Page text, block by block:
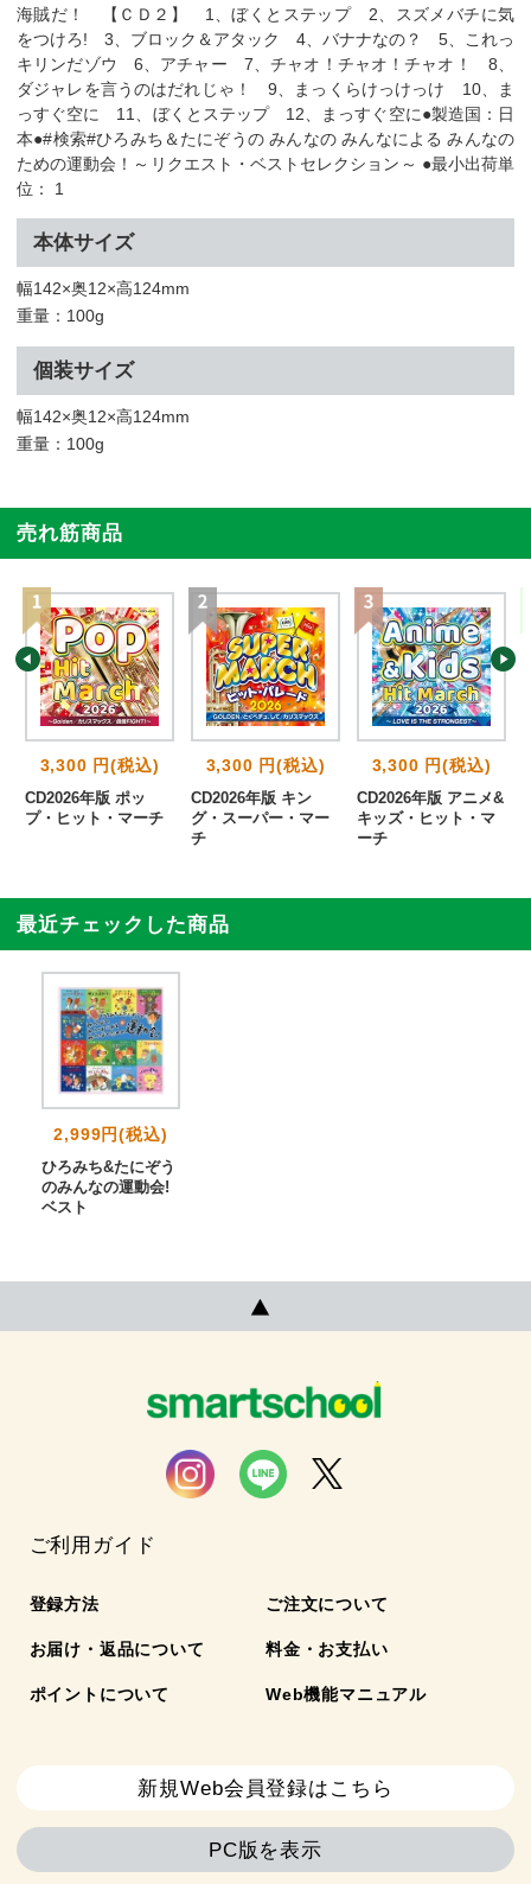
海賊だ！ 【ＣＤ２】 1、ぼくとステップ 2、スズメバチに気
をつけろ! 3、ブロック＆アタック 4、バナナなの？ 5、これっ
キリンだゾウ 6、アチャー 7、チャオ！チャオ！チャオ！ 8、
ダジャレを言うのはだれじゃ！ 9、まっくらけっけっけ 10、ま
っすぐ空に 11、ぼくとステップ 12、まっすぐ空に●製造国：日
本●#検索#ひろみち＆たにぞうの みんなの みんなによる みんなの
ための運動会！～リクエスト・ベストセレクション～ ●最小出荷単
位： 1
本体サイズ
幅142×奥12×高124mm
重量：100g
個装サイズ
幅142×奥12×高124mm
重量：100g
売れ筋商品
3,300 円(税込)
CD2026年版 ポッ
プ・ヒット・マーチ
3,300 円(税込)
CD2026年版 キン
グ・スーパー・マー
チ
3,300 円(税込)
CD2026年版 アニメ&
キッズ・ヒット・マ
ーチ
最近チェックした商品
2,999円(税込)
ひろみち&たにぞう
のみんなの運動会!
ベスト
ご利用ガイド
登録方法 ご注文について
お届け・返品について 料金・お支払い
ポイントについて Web機能マニュアル
新規Web会員登録はこちら
PC版を表示